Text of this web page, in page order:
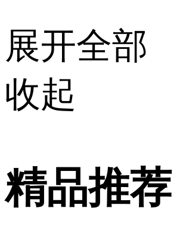
展开全部
收起
精品推荐